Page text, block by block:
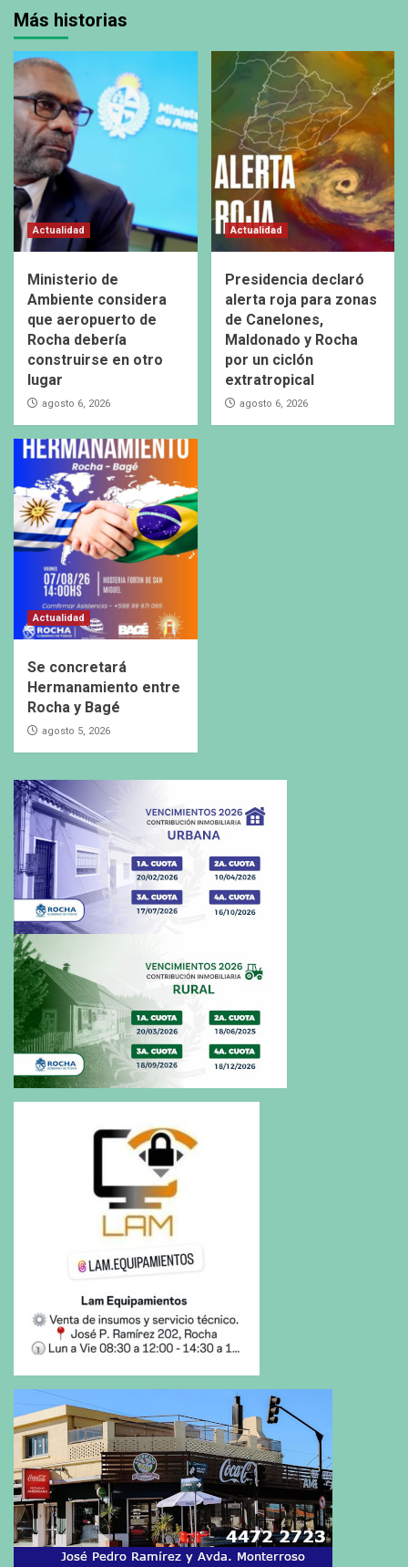
Más historias
Actualidad
Ministerio de
Ambiente considera
que aeropuerto de
Rocha debería
construirse en otro
lugar
agosto 6, 2026
Actualidad
Presidencia declaró
alerta roja para zonas
de Canelones,
Maldonado y Rocha
por un ciclón
extratropical
agosto 6, 2026
Actualidad
Se concretará
Hermanamiento entre
Rocha y Bagé
agosto 5, 2026